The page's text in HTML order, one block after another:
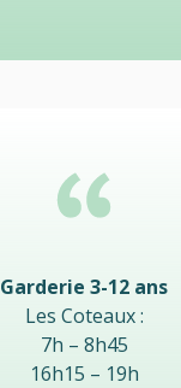
Garderie 3-12 ans
Les Coteaux :
7h – 8h45
16h15 – 19h